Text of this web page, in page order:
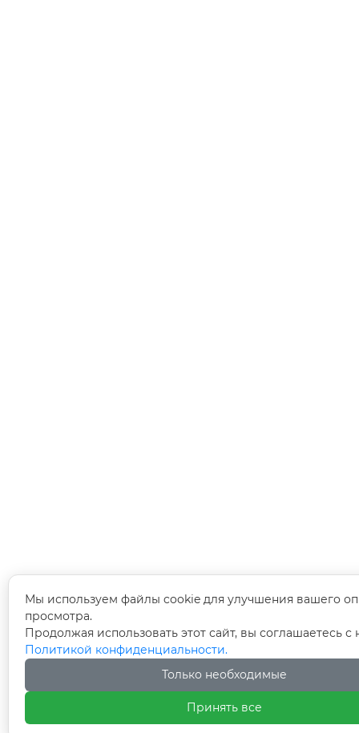
Мы используем файлы cookie для улучшения вашего
просмотра.
Продолжая использовать этот сайт, вы соглашаетесь
Политикой конфиденциальности.
Только необходимые
Принять все